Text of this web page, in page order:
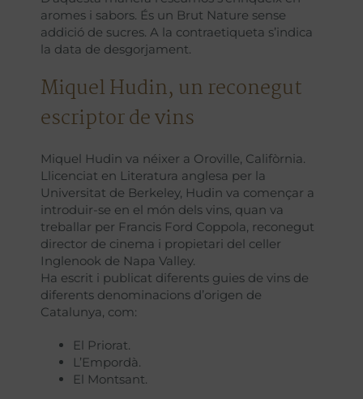
aromes i sabors. És un Brut Nature sense
addició de sucres. A la contraetiqueta s’indica
la data de desgorjament.
Miquel Hudin, un reconegut
escriptor de vins
Miquel Hudin va néixer a Oroville, Califòrnia.
Llicenciat en Literatura anglesa per la
Universitat de Berkeley, Hudin va començar a
introduir-se en el món dels vins, quan va
treballar per Francis Ford Coppola, reconegut
director de cinema i propietari del celler
Inglenook de Napa Valley.
Ha escrit i publicat diferents guies de vins de
diferents denominacions d’origen de
Catalunya, com:
El Priorat.
L’Empordà.
El Montsant.